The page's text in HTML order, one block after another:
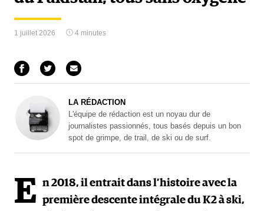
1 juillet 2026 4 minutes
LA RÉDACTION
L'équipe de rédaction est un noyau dur de
journalistes passionnés, tous basés depuis un bon
spot de grimpe, de trail, de ski ou de surf.
E n 2018, il entrait dans l’histoire avec la
première descente intégrale du K2 à ski,